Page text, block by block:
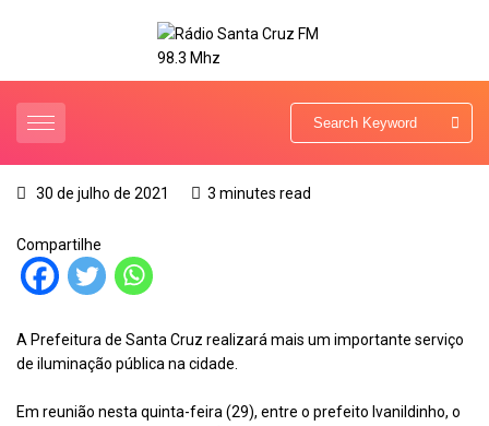
30 de julho de 2021 3 minutes read
Compartilhe
A Prefeitura de Santa Cruz realizará mais um importante serviço
de iluminação pública na cidade.
Em reunião nesta quinta-feira (29), entre o prefeito Ivanildinho, o